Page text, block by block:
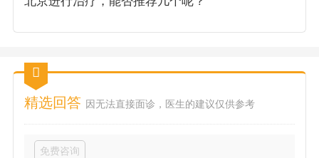
精选回答 因无法直接面诊，医生的建议仅供参考
免费咨询